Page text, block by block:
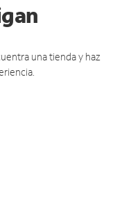
una tienda y haz